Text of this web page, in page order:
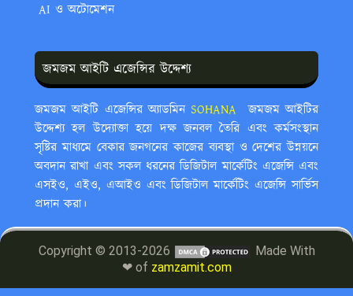
AI ও অটোমেশন
জমজম আইটি এজেন্সির উদ্দেশ্য
জমজম আইটি এজেন্সির অ্যাডমিন SOHANA ‍জমজম আইটির
উদ্দেশ্য হল উদ্যোক্তা হয়ে দক্ষ জনবল তৈরি এবং কর্মসংস্থান
সৃষ্টির মাধ্যমে বেকার জনগনের কাজের ব্যবস্থা ও দেশের উন্নয়নে
অবদান রাখা এবং সকল ধরনের ডিজিটাল মার্কেটিং এজেন্সি এবং
এসইও, এইও, এআইও এবং ডিজিটাল মার্কেটিং এজেন্সি সার্ভিস
প্রদান করা।
Copyright © 2013-2026
Made With
❤ of zamzamit.com